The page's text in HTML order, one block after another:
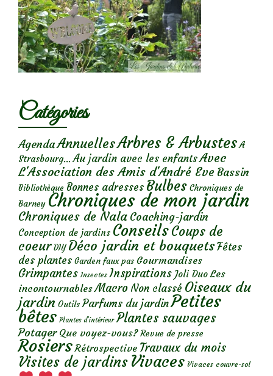
Catégories
AgendaAnnuellesArbres & Arbustes A
Strasbourg... Au jardin avec les enfantsAvec
L'Association des Amis d'André Eve Bassin
Bibliothèque Bonnes adresses Bulbes Chroniques de
Barney Chroniques de mon jardin
Chroniques de Nala Coaching-jardin
Conception de jardins ConseilsCoups de
coeur DIY Déco jardin et bouquetsFêtes
des plantes Garden faux pas Gourmandises
Grimpantes Insectes Inspirations Joli Duo Les
incontournables Macro Non classé Oiseaux du
jardin Outils Parfums du jardinPetites
bêtes Plantes d’intérieur Plantes sauvages
Potager Que voyez-vous? Revue de presse
Rosiers Rétrospective Travaux du mois
Visites de jardins Vivaces Vivaces couvre-sol